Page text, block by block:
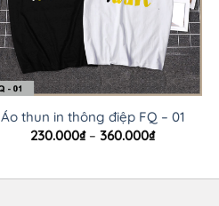
Áo thun in thông điệp FQ – 01
230.000₫ – 360.000₫Khoảng
230.000₫